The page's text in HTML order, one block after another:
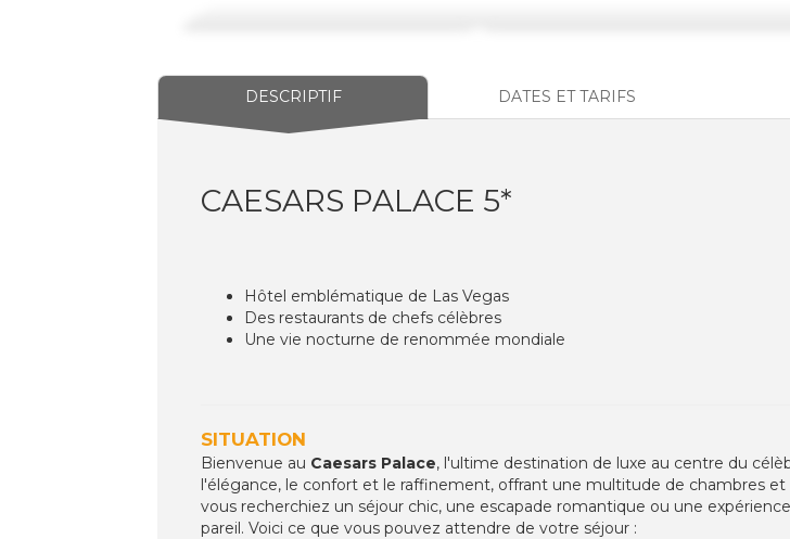
DESCRIPTIF DATES ET TARIFS
CAESARS PALACE 5*
Hôtel emblématique de Las Vegas
Des restaurants de chefs célèbres
Une vie nocturne de renommée mondiale
SITUATION
Bienvenue au Caesars Palace, l'ultime destination de luxe au centre du
l'élégance, le confort et le raffinement, offrant une multitude de chambres
vous recherchiez un séjour chic, une escapade romantique ou une
pareil. Voici ce que vous pouvez attendre de votre séjour :